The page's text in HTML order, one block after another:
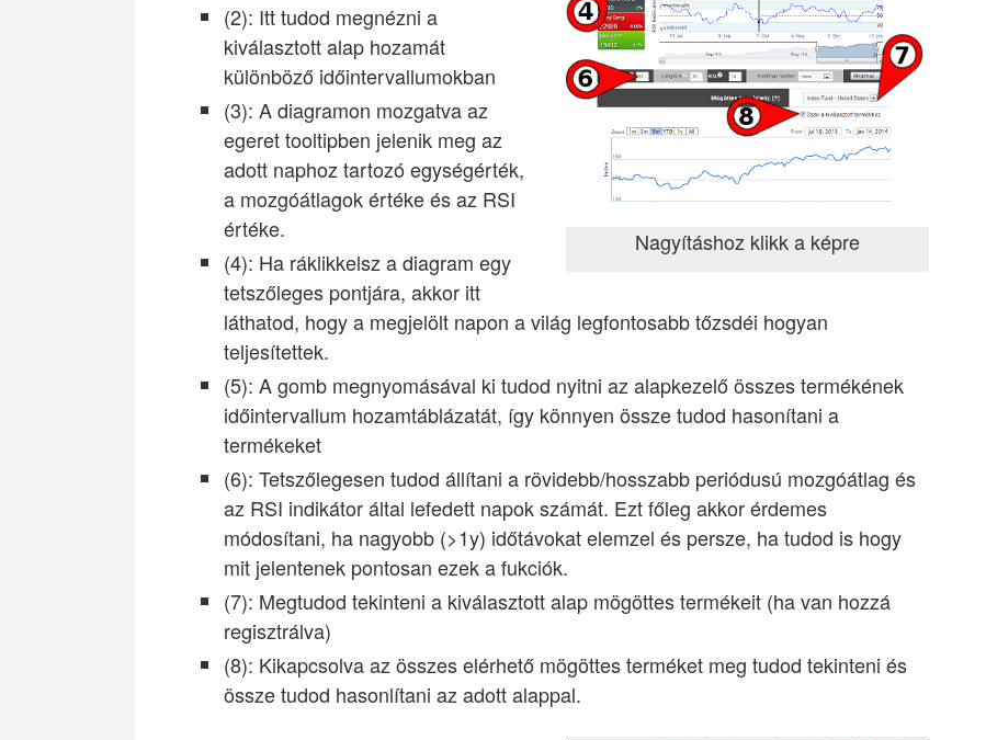
Nagyításhoz klikk a képre
(2): Itt tudod megnézni a
kiválasztott alap hozamát
különböző időintervallumokban
(3): A diagramon mozgatva az
egeret tooltipben jelenik meg az
adott naphoz tartozó egységérték,
a mozgóátlagok értéke és az RSI
értéke.
(4): Ha ráklikkelsz a diagram egy
tetszőleges pontjára, akkor itt
láthatod, hogy a megjelölt napon a világ legfontosabb tőzsdéi hogyan
teljesítettek.
(5): A gomb megnyomásával ki tudod nyitni az alapkezelő összes termékének
időintervallum hozamtáblázatát, így könnyen össze tudod hasonítani a
termékeket
(6): Tetszőlegesen tudod állítani a rövidebb/hosszabb periódusú mozgóátlag és
az RSI indikátor által lefedett napok számát. Ezt főleg akkor érdemes
módosítani, ha nagyobb (>1y) időtávokat elemzel és persze, ha tudod is hogy
mit jelentenek pontosan ezek a fukciók.
(7): Megtudod tekinteni a kiválasztott alap mögöttes termékeit (ha van hozzá
regisztrálva)
(8): Kikapcsolva az összes elérhető mögöttes terméket meg tudod tekinteni és
össze tudod hasonlítani az adott alappal.